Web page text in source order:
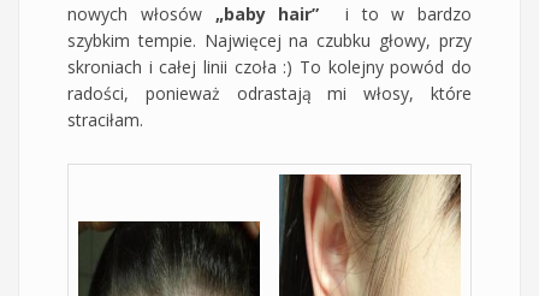
nowych włosów „baby hair” i to w bardzo
szybkim tempie. Najwięcej na czubku głowy, przy
skroniach i całej linii czoła :) To kolejny powód do
radości, ponieważ odrastają mi włosy, które
straciłam.